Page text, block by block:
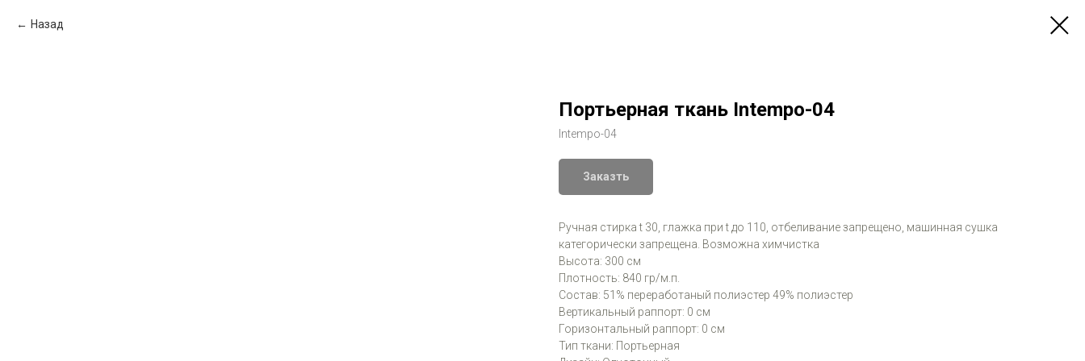
Назад
Портьерная ткань Intempo-04
Intempo-04
Заказть
Ручная стирка t 30, глажка при t до 110, отбеливание запрещено, машинная сушка
категорически запрещена. Возможна химчистка
Высота: 300 см
Плотность: 840 гр/м.п.
Состав: 51% переработаный полиэстер 49% полиэстер
Вертикальный раппорт: 0 см
Горизонтальный раппорт: 0 см
Тип ткани: Портьерная